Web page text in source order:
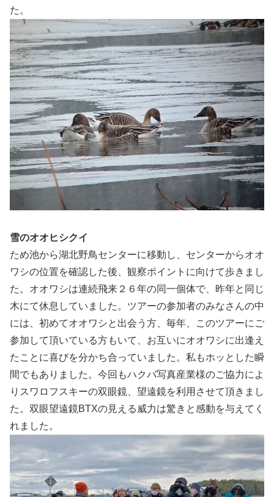
た。
雪のオオヒシクイ
ため池から湖北野鳥センターに移動し、センターからオオ
ワシの位置を確認した後、観察ポイントに向けて歩きまし
た。オオワシは連続飛来２６年の同一個体で、昨年と同じ
木にて休息していました。ツアーの参加者のみなさんの中
には、初めてオオワシと出会う方、毎年、このツアーにご
参加して頂いている方もいて、お互いにオオワシに出逢え
たことに喜びを分かち合っていました。私もホッとした瞬
間でもありました。今回もハクバ写真産業様のご協力によ
りスワロフスキーの双眼鏡、望遠鏡を利用させて頂きまし
た。双眼望遠鏡BTXの見える威力は驚きと感動を与えてく
れました。